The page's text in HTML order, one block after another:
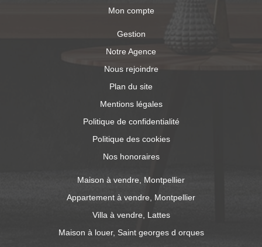
Mon compte
Gestion
Notre Agence
Nous rejoindre
Plan du site
Mentions légales
Politique de confidentialité
Politique des cookies
Nos honoraires
Maison à vendre, Montpellier
Appartement à vendre, Montpellier
Villa à vendre, Lattes
Maison à louer, Saint georges d orques